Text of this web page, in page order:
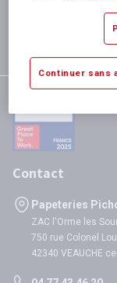
si validation
satisfaction
Contact
Papeteries
ZAC l'Orme les
750 rue Colonel
42340 VEAUCHE
Continuer sans